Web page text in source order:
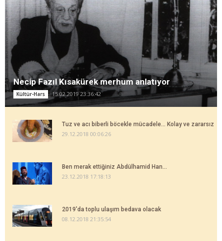
Necip Fazıl Kısakürek merhum anlatıyor
Kültür-Hars 15.02.2019 23:36:42
Tuz ve acı biberli böcekle mücadele... Kolay ve zararsız
29.12.2018 00:06:26
Ben merak ettiğiniz Abdülhamid Han...
23.12.2018 17:18:13
2019'da toplu ulaşım bedava olacak
08.12.2018 21:35:54